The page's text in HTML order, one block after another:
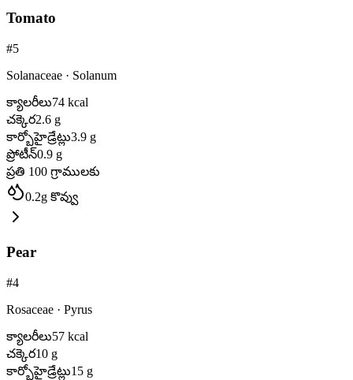
Tomato
#5
Solanaceae · Solanum
క్యాలరీలు74 kcal
చక్కెర2.6 g
కార్బోహైడ్రేట్లు3.9 g
ప్రోటీన్0.9 g
ప్రతి 100 గ్రాములకు
0.2g కొవ్వు
Pear
#4
Rosaceae · Pyrus
క్యాలరీలు57 kcal
చక్కెర10 g
కార్బోహైడ్రేట్లు15 g